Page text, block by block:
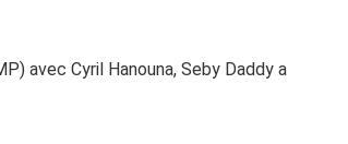
avec Cyril Hanouna, Seby Daddy a